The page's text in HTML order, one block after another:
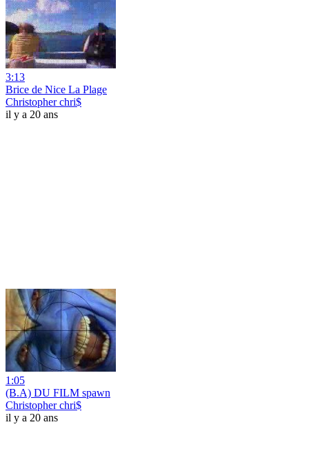
3:13
Brice de Nice La Plage
Christopher chri$
il y a 20 ans
1:05
(B.A) DU FILM spawn
Christopher chri$
il y a 20 ans